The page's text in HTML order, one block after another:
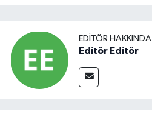
EDITÖR HAKKINDA
Editör Editör